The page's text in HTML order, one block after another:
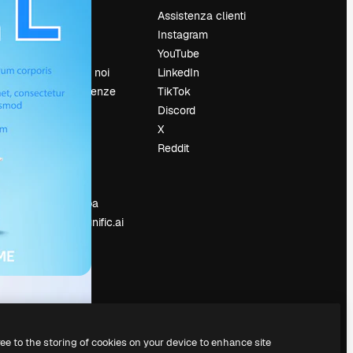
Chi siamo
Lavora con noi
Cerca tendenze
Sala stampa
Cerchi magnific.ai
Assistenza clienti
Instagram
YouTube
LinkedIn
TikTok
Discord
X
Reddit
to the storing of cookies on your device to enhance site